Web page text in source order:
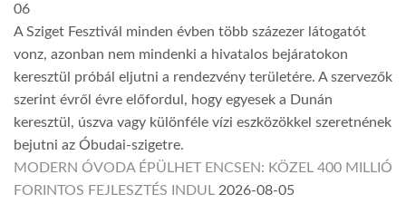
06
A Sziget Fesztivál minden évben több százezer látogatót
vonz, azonban nem mindenki a hivatalos bejáratokon
keresztül próbál eljutni a rendezvény területére. A szervezők
szerint évről évre előfordul, hogy egyesek a Dunán
keresztül, úszva vagy különféle vízi eszközökkel szeretnének
bejutni az Óbudai-szigetre.
MODERN ÓVODA ÉPÜLHET ENCSEN: KÖZEL 400 MILLIÓ
FORINTOS FEJLESZTÉS INDUL 2026-08-05